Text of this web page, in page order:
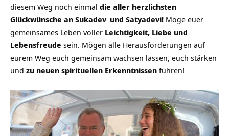
diesem Weg noch einmal die aller herzlichsten
Glückwünsche an Sukadev und Satyadevi! Möge euer
gemeinsames Leben voller Leichtigkeit, Liebe und
Lebensfreude sein. Mögen alle Herausforderungen auf
eurem Weg euch gemeinsam wachsen lassen, euch stärken
und zu neuen spirituellen Erkenntnissen führen!